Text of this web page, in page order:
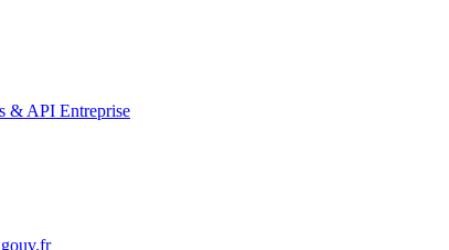
& API Entreprise